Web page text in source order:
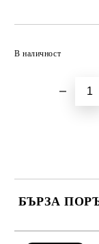
В наличност
БЪРЗА